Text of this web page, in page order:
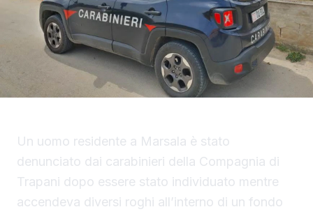
Un uomo residente a Marsala è stato
denunciato dai carabinieri della Compagnia di
Trapani dopo essere stato individuato mentre
accendeva diversi roghi all’interno di un fondo